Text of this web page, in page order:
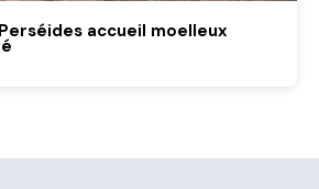
accueil moelleux